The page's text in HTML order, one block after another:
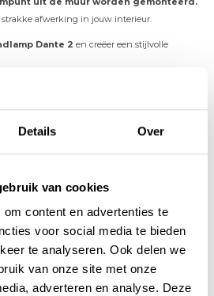
Details Over
van cookies
content en advertenties te
voor social media te bieden
te analyseren. Ook delen we
van onze site met onze
adverteren en analyse. Deze
strakke afwerking in jouw interieur.
Dante 2 en creëer een stijlvolle
GU10